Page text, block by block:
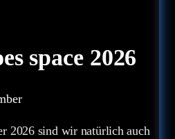
space 2026
2026 sind wir natürlich auch